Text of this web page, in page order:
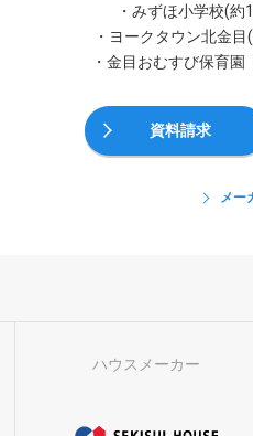
・みずほ小学校(
・ヨークタウン北金
・金目おむすび保育
資料請求
メー
ハウスメーカー